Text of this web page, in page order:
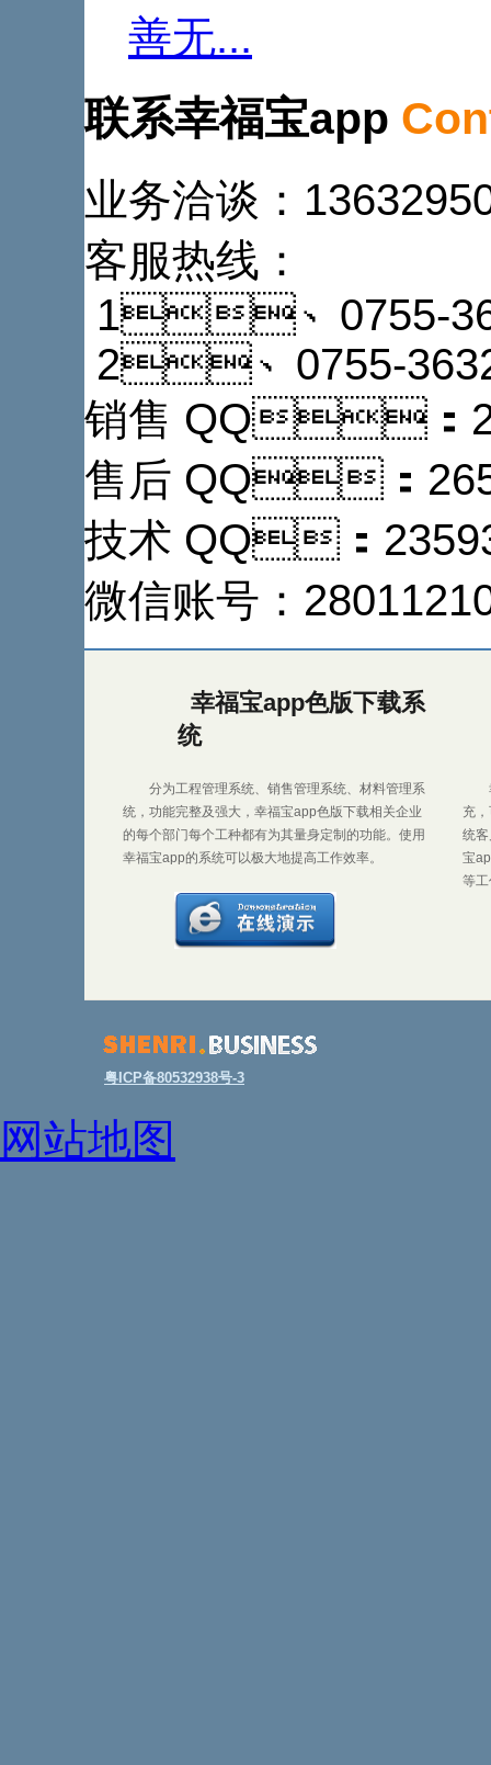
善无...
联系幸福宝app
业务洽谈：
客服热线：
1、0755-
2、0755-
销售 QQ：
售后 QQ：
技术 QQ：
微信账号：
幸福宝app色版下载系
统
分为工程管理系统、销售管理系统、材料管理系
统，功能完整及强大，幸福宝app色版下载相关企业
的每个部门每个工种都有为其量身定制的功能。使用
幸福宝app的系统可以极大地提高工作效率。
充
统客
宝
等工
粤ICP备80532938号-3
网站地图